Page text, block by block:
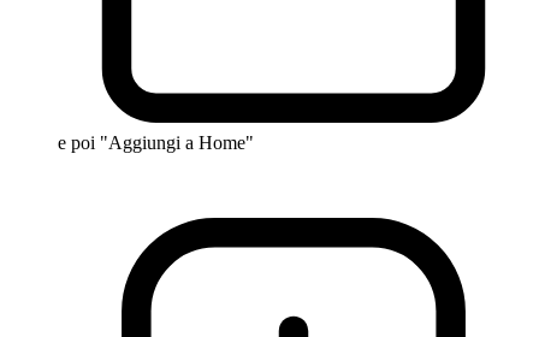
e poi "Aggiungi a Home"